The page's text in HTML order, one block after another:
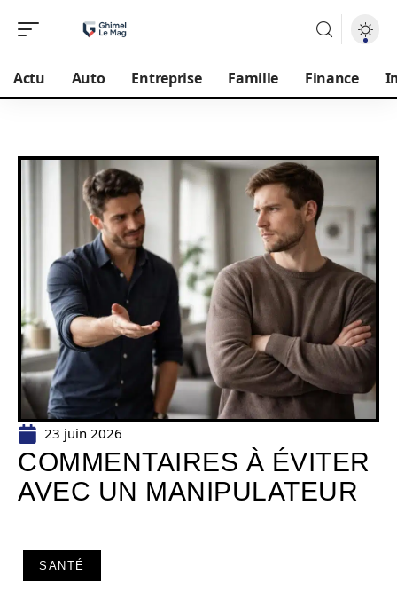
Actu Auto Entreprise Famille Finance
23 juin 2026
COMMENTAIRES À ÉVITER
AVEC UN MANIPULATEUR
SANTÉ